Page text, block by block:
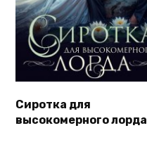
Сиротка для
высокомерного лорда